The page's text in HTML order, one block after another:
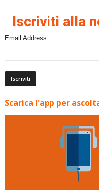
Iscriviti alla
Email Address
Scarica l'app per